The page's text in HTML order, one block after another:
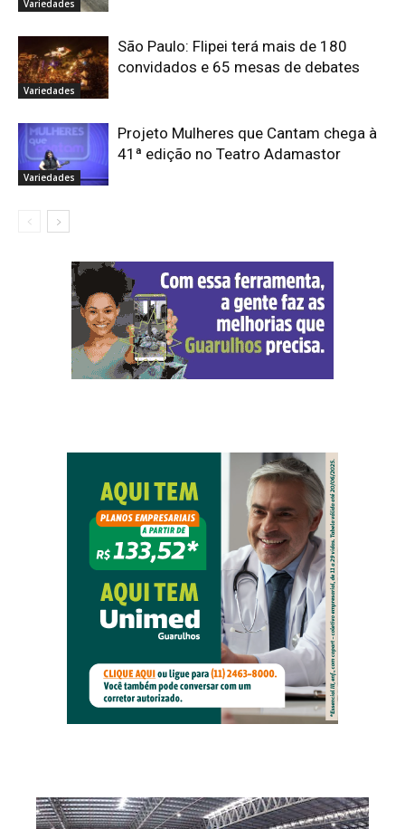
Variedades
Variedades
São Paulo: Flipei terá mais de 180
convidados e 65 mesas de debates
Variedades
Projeto Mulheres que Cantam chega à
41ª edição no Teatro Adamastor